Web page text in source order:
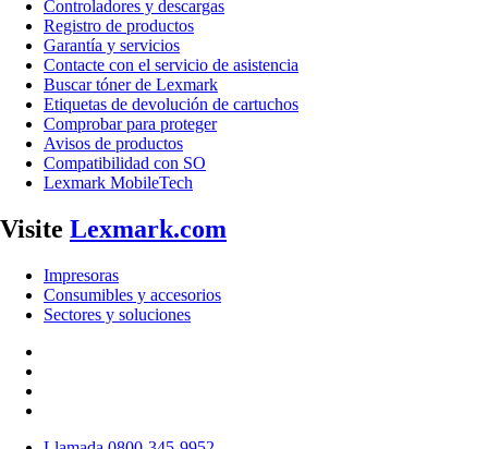
Controladores y descargas
Registro de productos
Garantía y servicios
Contacte con el servicio de asistencia
Buscar tóner de Lexmark
Etiquetas de devolución de cartuchos
Comprobar para proteger
Avisos de productos
Compatibilidad con SO
Lexmark MobileTech
Visite Lexmark.com
Impresoras
Consumibles y accesorios
Sectores y soluciones